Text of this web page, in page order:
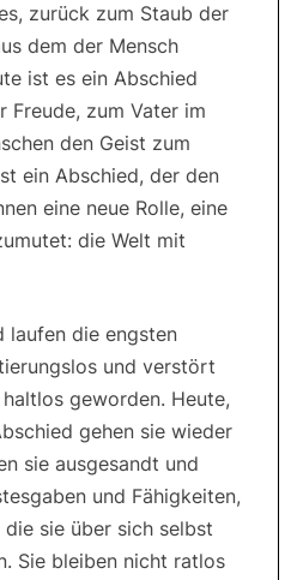
zurück zum Staub der
dem der Mensch
ist es ein Abschied
Freude, zum Vater im
den Geist zum
ein Abschied, der den
eine neue Rolle, eine
die Welt mit
laufen die engsten
und verstört
geworden. Heute,
gehen sie wieder
sie ausgesandt und
und Fähigkeiten,
sie über sich selbst
Sie bleiben nicht ratlos